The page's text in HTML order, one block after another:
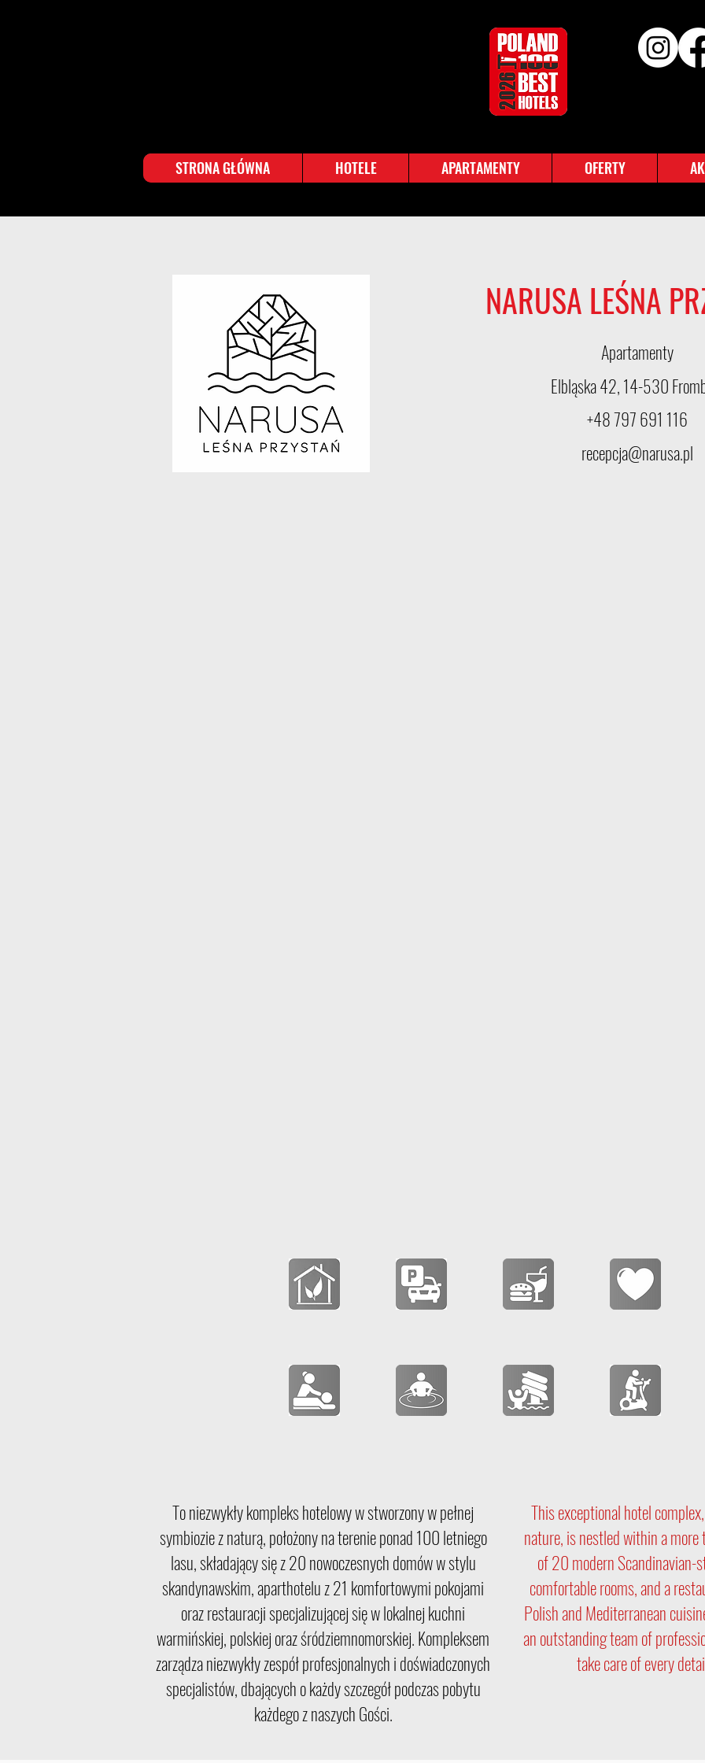
STRONA GŁÓWNA HOTELE APARTAMENTY OFERTY
NARUSA LEŚNA
Apartamenty
Elbląska 42, 14-530
+48 797 691 116
recepcja@narusa.pl
To niezwykły kompleks hotelowy w stworzony w pełnej
symbiozie z naturą, położony na terenie ponad 100 letniego
lasu, składający się z 20 nowoczesnych domów w stylu
skandynawskim, aparthotelu z 21 komfortowymi pokojami
oraz restauracji specjalizującej się w lokalnej kuchni
warmińskiej, polskiej oraz śródziemnomorskiej. Kompleksem
zarządza niezwykły zespół profesjonalnych i doświadczonych
specjalistów, dbających o każdy szczegół podczas pobytu
każdego z naszych Gości.
This exceptional hotel
nature, is nestled within a
of 20 modern Scandinavian-
comfortable rooms, and a
Polish and Mediterranean
an outstanding team of
take care of every